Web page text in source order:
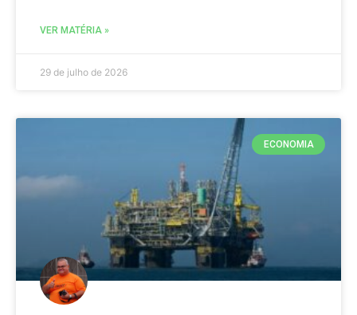
VER MATÉRIA »
29 de julho de 2026
ECONOMIA